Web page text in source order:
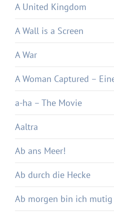
A United Kingdom
A Wall is a Screen
A War
A Woman Captured –
a-ha – The Movie
Aaltra
Ab ans Meer!
Ab durch die Hecke
Ab morgen bin ich mutig